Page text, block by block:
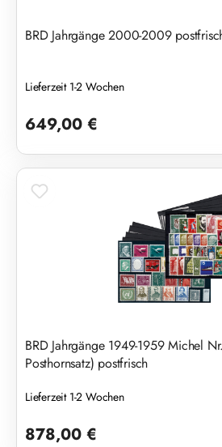
BRD Jahrgänge 2000-2009
Lieferzeit 1-2 Wochen
649,00 €
BRD Jahrgänge 1949-1959 Michel
Posthornsatz) postfrisch
Lieferzeit 1-2 Wochen
878,00 €